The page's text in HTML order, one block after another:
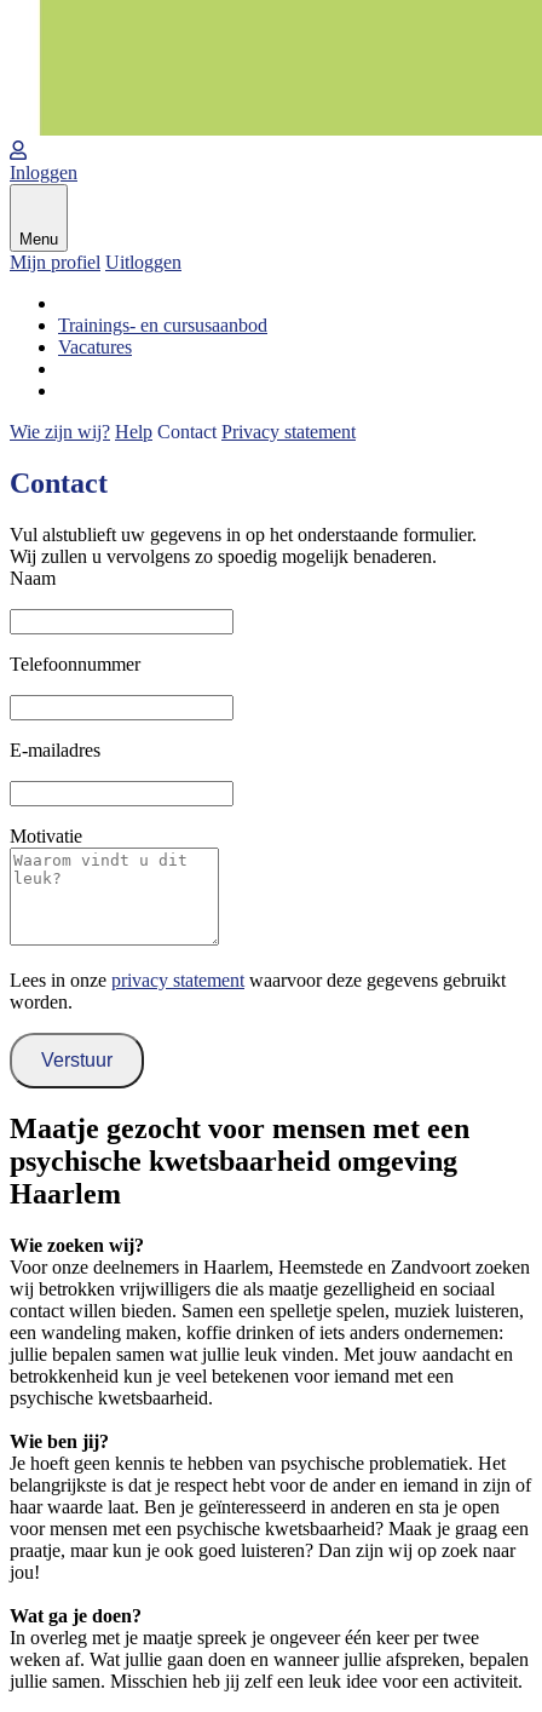
Inloggen
Menu
Mijn profiel Uitloggen
Trainings- en cursusaanbod
Vacatures
Wie zijn wij? Help Contact Privacy statement
Contact
Vul alstublieft uw gegevens in op het onderstaande formulier.
Wij zullen u vervolgens zo spoedig mogelijk benaderen.
Naam
Telefoonnummer
E-mailadres
Motivatie
Lees in onze privacy statement waarvoor deze gegevens gebruikt
worden.
Verstuur
Maatje gezocht voor mensen met een
psychische kwetsbaarheid omgeving
Haarlem
Wie zoeken wij?
Voor onze deelnemers in Haarlem, Heemstede en Zandvoort zoeken
wij betrokken vrijwilligers die als maatje gezelligheid en sociaal
contact willen bieden. Samen een spelletje spelen, muziek luisteren,
een wandeling maken, koffie drinken of iets anders ondernemen:
jullie bepalen samen wat jullie leuk vinden. Met jouw aandacht en
betrokkenheid kun je veel betekenen voor iemand met een
psychische kwetsbaarheid.
Wie ben jij?
Je hoeft geen kennis te hebben van psychische problematiek. Het
belangrijkste is dat je respect hebt voor de ander en iemand in zijn of
haar waarde laat. Ben je geïnteresseerd in anderen en sta je open
voor mensen met een psychische kwetsbaarheid? Maak je graag een
praatje, maar kun je ook goed luisteren? Dan zijn wij op zoek naar
jou!
Wat ga je doen?
In overleg met je maatje spreek je ongeveer één keer per twee
weken af. Wat jullie gaan doen en wanneer jullie afspreken, bepalen
jullie samen. Misschien heb jij zelf een leuk idee voor een activiteit.